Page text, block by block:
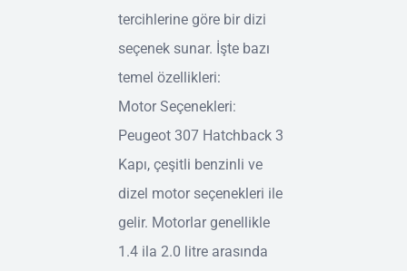
tercihlerine göre bir dizi
seçenek sunar. İşte bazı
temel özellikleri:
Motor Seçenekleri:
Peugeot 307 Hatchback 3
Kapı, çeşitli benzinli ve
dizel motor seçenekleri ile
gelir. Motorlar genellikle
1.4 ila 2.0 litre arasında